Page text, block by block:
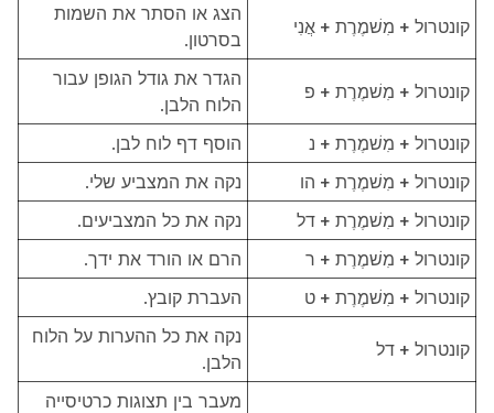
קונטרול + מִשׁמֶרֶת + אֲנִי
הצג או הסתר את השמות
בסרטון.
קונטרול + מִשׁמֶרֶת + פ
הגדר את גודל הגופן עבור
הלוח הלבן.
קונטרול + מִשׁמֶרֶת + נ
הוסף דף לוח לבן.
קונטרול + מִשׁמֶרֶת + הו
נקה את המצביע שלי.
קונטרול + מִשׁמֶרֶת + דל
נקה את כל המצביעים.
קונטרול + מִשׁמֶרֶת + ר
הרם או הורד את ידך.
קונטרול + מִשׁמֶרֶת + ט
העברת קובץ.
קונטרול + דל
נקה את כל ההערות על הלוח
הלבן.
מעבר בין תצוגות כרטיסייה